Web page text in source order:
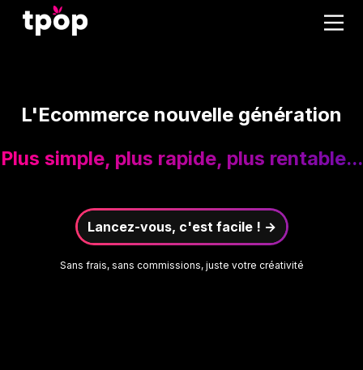
L'Ecommerce nouvelle génération
Plus simple, plus rapide, plus rentable...
Lancez-vous, c'est facile ! →
Sans frais, sans commissions, juste votre créativité